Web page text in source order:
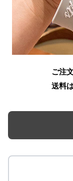
ご注
送料